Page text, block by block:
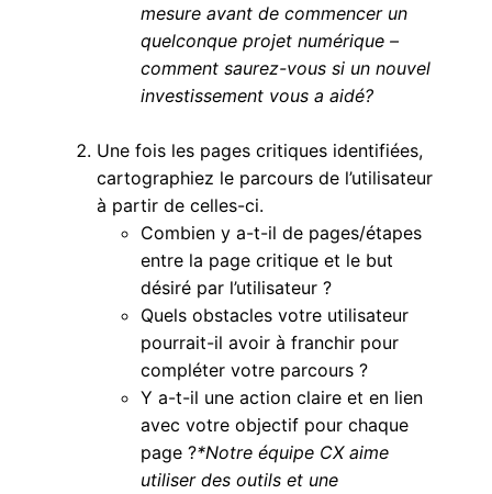
mesure avant de commencer un
quelconque projet numérique –
comment saurez-vous si un nouvel
investissement vous a aidé?
Une fois les pages critiques identifiées,
cartographiez le parcours de l’utilisateur
à partir de celles-ci.
Combien y a-t-il de pages/étapes
entre la page critique et le but
désiré par l’utilisateur ?
Quels obstacles votre utilisateur
pourrait-il avoir à franchir pour
compléter votre parcours ?
Y a-t-il une action claire et en lien
avec votre objectif pour chaque
page ?*Notre équipe CX aime
utiliser des outils et une